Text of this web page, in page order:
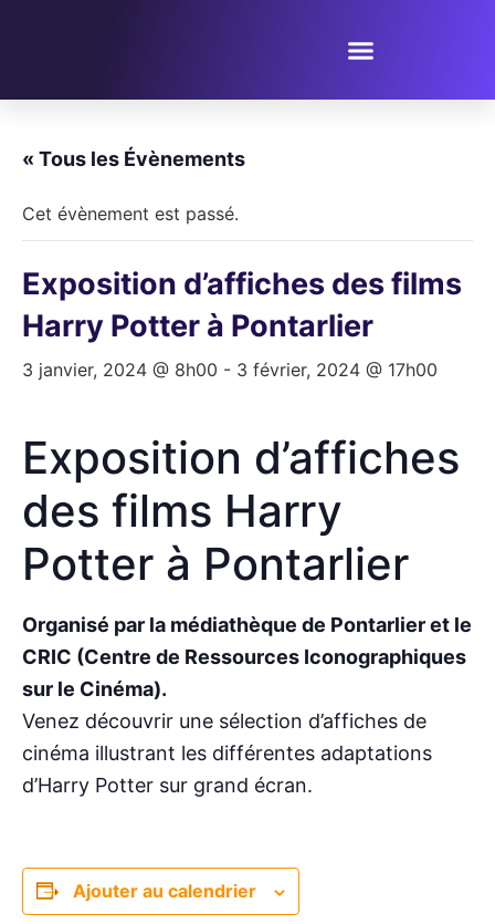
« Tous les Évènements
Cet évènement est passé.
Exposition d’affiches des films
Harry Potter à Pontarlier
3 janvier, 2024 @ 8h00 - 3 février, 2024 @ 17h00
Exposition d’affiches
des films Harry
Potter à Pontarlier
Organisé par la médiathèque de Pontarlier et le
CRIC (Centre de Ressources Iconographiques
sur le Cinéma).
Venez découvrir une sélection d’affiches de
cinéma illustrant les différentes adaptations
d’Harry Potter sur grand écran.
Ajouter au calendrier